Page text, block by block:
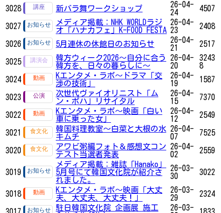
3028 新バラ舞ワークショップ
26-04-
24
4507
3027
メディア掲載：NHK WORLDラジ
オ「ハナカフェ」K-FOOD FESTA
26-04-
23
2408
3026 5月連休の休館日のお知らせ
26-04-
21
2517
3025
韓方ウィーク2026～自分に合う
韓方を、日々の暮らしに～
26-04-
20
3243
8
3024
Kエンタメ・ラボ～ドラマ「交
渉の技術」
26-04-
19
1587
3023
次世代ヴァイオリニスト「ム
ン・ボハ」リサイタル
26-04-
15
7370
3022
Kエンタメ・ラボ～映画「白い
車に乗った女」
26-04-
12
2549
3021
韓国料理教室～白菜と大根の水
キムチ
26-04-
07
7525
3020
アワビ粥編フォト＆感想文コン
テスト当選者発表
26-04-
02
2559
3019
メディア掲載：雑誌「Hanako」
5月号にて韓国文化院が紹介さ
れました。
26-03-
30
3022
3018
Kエンタメ・ラボ～映画「大丈
夫、大丈夫、大丈夫！」
26-03-
29
2324
駐日韓国文化院 企画展 施工
26-03-